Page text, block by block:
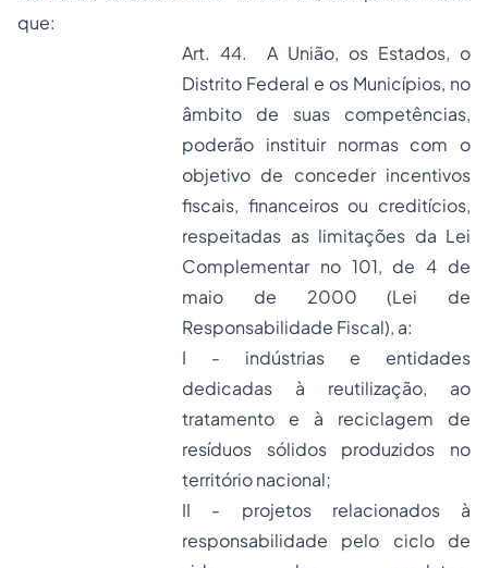
que:
Art. 44. A União, os Estados, o
Distrito Federal e os Municípios, no
âmbito de suas competências,
poderão instituir normas com o
objetivo de conceder incentivos
fiscais, financeiros ou creditícios,
respeitadas as limitações da Lei
Complementar no 101, de 4 de
maio de 2000 (Lei de
Responsabilidade Fiscal), a:
I - indústrias e entidades
dedicadas à reutilização, ao
tratamento e à reciclagem de
resíduos sólidos produzidos no
território nacional;
II - projetos relacionados à
responsabilidade pelo ciclo de